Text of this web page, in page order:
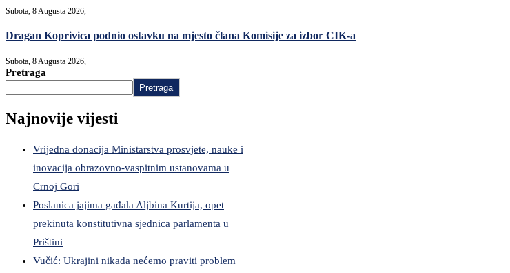
Subota, 8 Augusta 2026,
Dragan Koprivica podnio ostavku na mjesto člana Komisije za izbor CIK-a
Subota, 8 Augusta 2026,
Pretraga
Pretraga
Najnovije vijesti
Vrijedna donacija Ministarstva prosvjete, nauke i
inovacija obrazovno-vaspitnim ustanovama u
Crnoj Gori
Poslanica jajima gađala Aljbina Kurtija, opet
prekinuta konstitutivna sjednica parlamenta u
Prištini
Vučić: Ukrajini nikada nećemo praviti problem